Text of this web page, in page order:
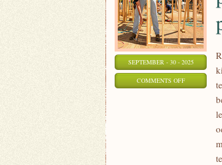
SEPTEMBER - 30 - 2025
COMMENTS OFFON